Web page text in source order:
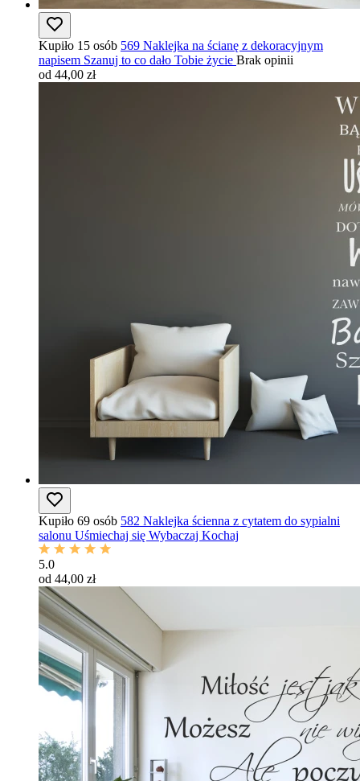
Kupiło 15 osób 569 Naklejka na ścianę z dekoracyjnym
napisem Szanuj to co dało Tobie życie Brak opinii
od 44,00 zł
Kupiło 69 osób 582 Naklejka ścienna z cytatem do sypialni
salonu Uśmiechaj się Wybaczaj Kochaj
5.0
od 44,00 zł